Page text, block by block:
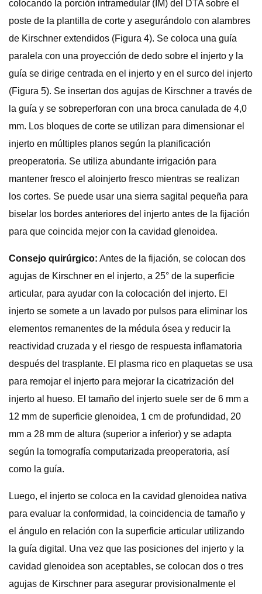
colocando la porción intramedular (IM) del DTA sobre el
poste de la plantilla de corte y asegurándolo con alambres
de Kirschner extendidos (Figura 4). Se coloca una guía
paralela con una proyección de dedo sobre el injerto y la
guía se dirige centrada en el injerto y en el surco del injerto
(Figura 5). Se insertan dos agujas de Kirschner a través de
la guía y se sobreperforan con una broca canulada de 4,0
mm. Los bloques de corte se utilizan para dimensionar el
injerto en múltiples planos según la planificación
preoperatoria. Se utiliza abundante irrigación para
mantener fresco el aloinjerto fresco mientras se realizan
los cortes. Se puede usar una sierra sagital pequeña para
biselar los bordes anteriores del injerto antes de la fijación
para que coincida mejor con la cavidad glenoidea.
Consejo quirúrgico: Antes de la fijación, se colocan dos
agujas de Kirschner en el injerto, a 25° de la superficie
articular, para ayudar con la colocación del injerto. El
injerto se somete a un lavado por pulsos para eliminar los
elementos remanentes de la médula ósea y reducir la
reactividad cruzada y el riesgo de respuesta inflamatoria
después del trasplante. El plasma rico en plaquetas se usa
para remojar el injerto para mejorar la cicatrización del
injerto al hueso. El tamaño del injerto suele ser de 6 mm a
12 mm de superficie glenoidea, 1 cm de profundidad, 20
mm a 28 mm de altura (superior a inferior) y se adapta
según la tomografía computarizada preoperatoria, así
como la guía.
Luego, el injerto se coloca en la cavidad glenoidea nativa
para evaluar la conformidad, la coincidencia de tamaño y
el ángulo en relación con la superficie articular utilizando
la guía digital. Una vez que las posiciones del injerto y la
cavidad glenoidea son aceptables, se colocan dos o tres
agujas de Kirschner para asegurar provisionalmente el